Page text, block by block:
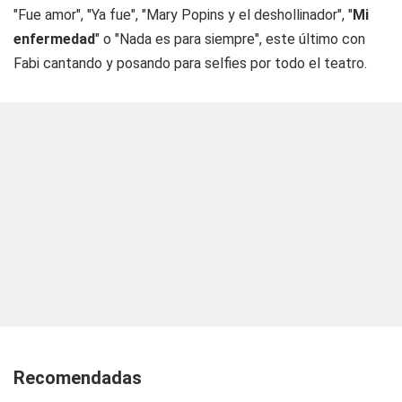
"Fue amor", "Ya fue", "Mary Popins y el deshollinador", "Mi
enfermedad" o "Nada es para siempre", este último con
Fabi cantando y posando para selfies por todo el teatro.
Recomendadas